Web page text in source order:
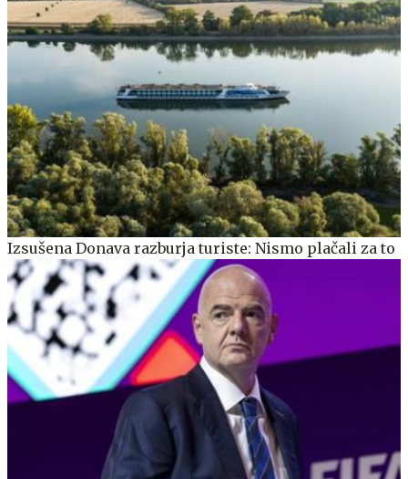
Izsušena Donava razburja turiste: Nismo plačali za to